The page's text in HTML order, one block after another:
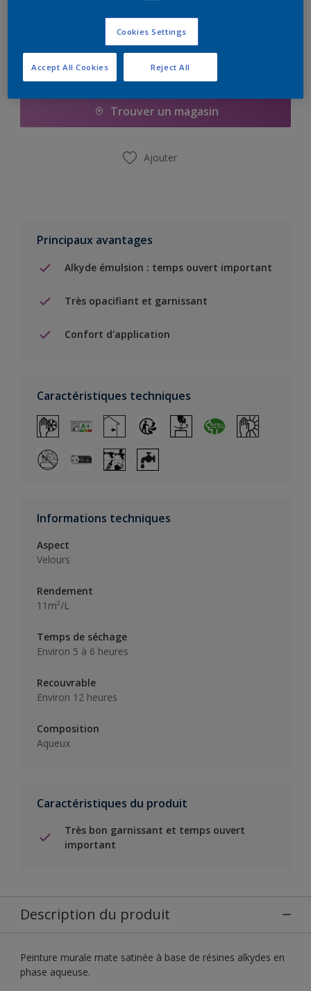
Ajouter à la liste d’achats
Trouver un magasin
Ajouter
Principaux avantages
Alkyde émulsion : temps ouvert important
Très opacifiant et garnissant
Confort d'application
Caractéristiques techniques
Informations techniques
Aspect
Velours
Rendement
11m²/L
Temps de séchage
Environ 5 à 6 heures
Recouvrable
Environ 12 heures
Composition
Aqueux
Caractéristiques du produit
Très bon garnissant et temps ouvert
important
Description du produit
Peinture murale mate satinée à base de résines alkydes en
phase aqueuse.
Cookies Settings
Reject All
Accept All Cookies